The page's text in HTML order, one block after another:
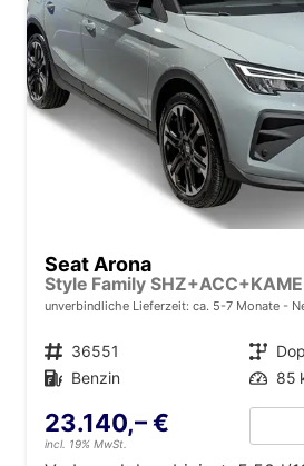
Seat Arona
unverbindliche Lieferzeit: ca. 5-7 Monate
Fahrzeugnr. 36551 Getriebe
Kraftstoff Benzin Leistung 85
23.140,– €
incl. 19% MwSt.